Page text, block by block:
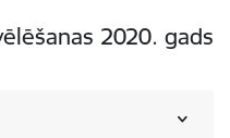
2020. gads